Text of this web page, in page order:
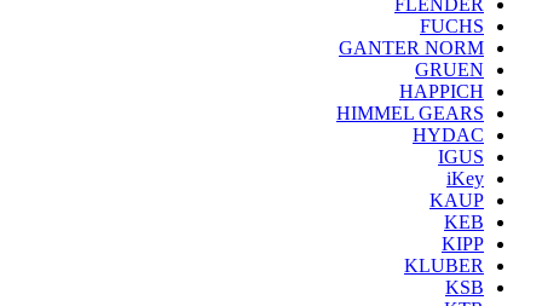
FUCHS
GANTER NORM
GRUEN
HAPPICH
HIMMEL GEARS
HYDAC
IGUS
iKey
KAUP
KEB
KIPP
KLUBER
KSB